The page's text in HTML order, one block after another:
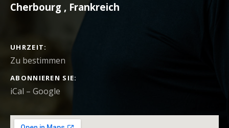
Cherbourg , Frankreich
DETAILS ZUM KONZERT
UHRZEIT
Zu bestimmen
ABONNIEREN SIE
iCal Google